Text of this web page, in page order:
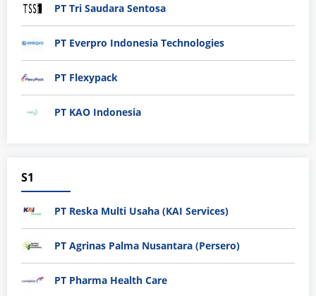
PT Tri Saudara Sentosa
PT Everpro Indonesia Technologies
PT Flexypack
PT KAO Indonesia
S1
PT Reska Multi Usaha (KAI Services)
PT Agrinas Palma Nusantara (Persero)
PT Pharma Health Care